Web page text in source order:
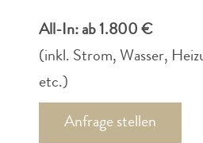
All-In: ab 1.800 €
(inkl. Strom, Wasser,
etc.)
Anfrage stellen